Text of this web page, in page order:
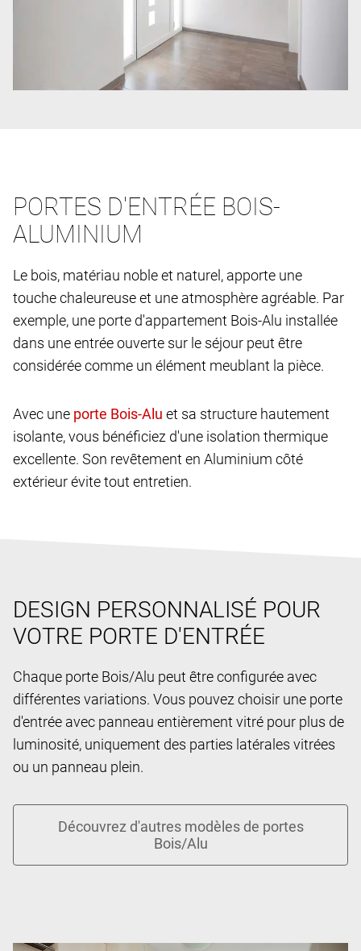
PORTES D'ENTRÉE BOIS-
ALUMINIUM
Le bois, matériau noble et naturel, apporte une
touche chaleureuse et une atmosphère agréable. Par
exemple, une porte d'appartement Bois-Alu installée
dans une entrée ouverte sur le séjour peut être
considérée comme un élément meublant la pièce.
Avec une
et sa structure hautement
isolante, vous bénéficiez d'une isolation thermique
excellente. Son revêtement en Aluminium côté
extérieur évite tout entretien.
DESIGN PERSONNALISÉ POUR
VOTRE PORTE D'ENTRÉE
Chaque porte Bois/Alu peut être configurée avec
différentes variations. Vous pouvez choisir une porte
d'entrée avec panneau entièrement vitré pour plus de
luminosité, uniquement des parties latérales vitrées
ou un panneau plein.